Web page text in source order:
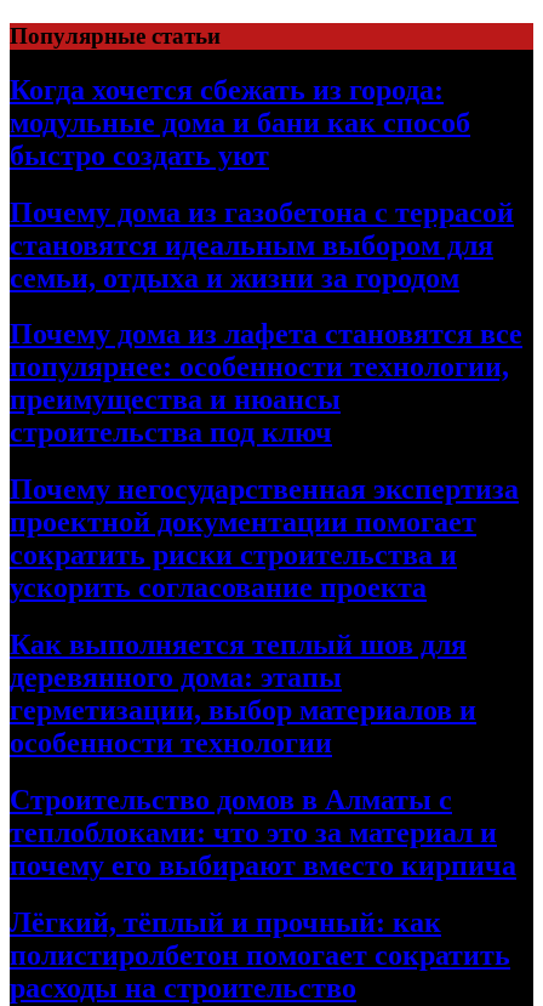
Перейти
к
содержимому
Популярные статьи
Когда хочется сбежать из города:
модульные дома и бани как способ
быстро создать уют
Почему дома из газобетона с террасой
становятся идеальным выбором для
семьи, отдыха и жизни за городом
Почему дома из лафета становятся все
популярнее: особенности технологии,
преимущества и нюансы
строительства под ключ
Почему негосударственная экспертиза
проектной документации помогает
сократить риски строительства и
ускорить согласование проекта
Как выполняется теплый шов для
деревянного дома: этапы
герметизации, выбор материалов и
особенности технологии
Строительство домов в Алматы с
теплоблоками: что это за материал и
почему его выбирают вместо кирпича
Лёгкий, тёплый и прочный: как
полистиролбетон помогает сократить
расходы на строительство